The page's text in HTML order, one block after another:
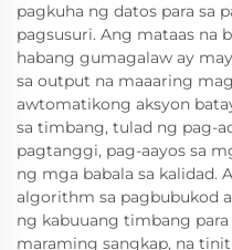
pagkuha ng datos para sa
pagsusuri. Ang mataas na
habang gumagalaw ay
sa output na maaaring
awtomatikong aksyon
sa timbang, tulad ng pag-
pagtanggi, pag-aayos sa
ng mga babala sa kalidad.
algorithm sa pagbubukod
ng kabuuang timbang
maraming sangkap, na